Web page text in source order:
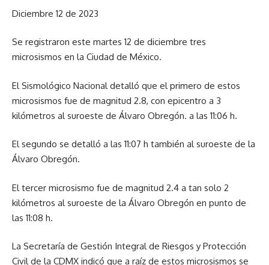
Diciembre 12 de 2023
Se registraron este martes 12 de diciembre tres
microsismos en la Ciudad de México.
El Sismológico Nacional detalló que el primero de estos
microsismos fue de magnitud 2.8, con epicentro a 3
kilómetros al suroeste de Álvaro Obregón. a las 11:06 h.
El segundo se detalló a las 11:07 h también al suroeste de la
Álvaro Obregón.
El tercer microsismo fue de magnitud 2.4 a tan solo 2
kilómetros al suroeste de la Álvaro Obregón en punto de
las 11:08 h.
La Secretaría de Gestión Integral de Riesgos y Protección
Civil de la CDMX indicó que a raíz de estos microsismos se